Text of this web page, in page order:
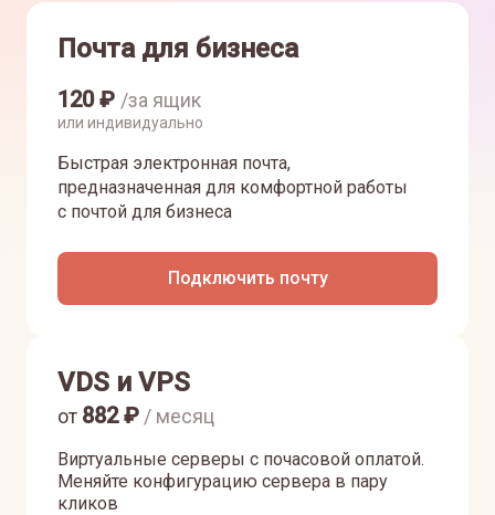
Почта для бизнеса
120₽ /за ящик
или индивидуально
Быстрая электронная почта,
предназначенная для комфортной работы
с почтой для бизнеса
Подключить почту
VDS и VPS
Виртуальные серверы с почасовой оплатой.
Меняйте конфигурацию сервера в пару
кликов
от 882₽ / месяц